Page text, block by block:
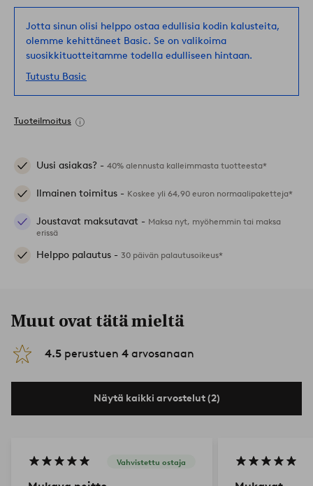
Jotta sinun olisi helppo ostaa edullisia kodin kalusteita,
olemme kehittäneet Basic. Se on valikoima
suosikkituotteitamme todella edulliseen hintaan.
Tutustu Basic
Tuoteilmoitus
Uusi asiakas? - 40% alennusta kalleimmasta tuotteesta*
Ilmainen toimitus - Koskee yli 64,90 euron normaalipaketteja*
Joustavat maksutavat - Maksa nyt, myöhemmin tai maksa
erissä
Helppo palautus - 30 päivän palautusoikeus*
Muut ovat tätä mieltä
4.5 perustuen 4 arvosanaan
Näytä kaikki arvostelut (2)
Vahvistettu ostaja